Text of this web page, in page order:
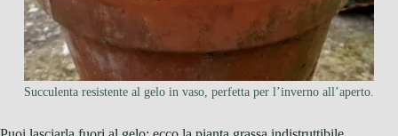
Succulenta resistente al gelo in vaso, perfetta per l’inverno all’aperto.